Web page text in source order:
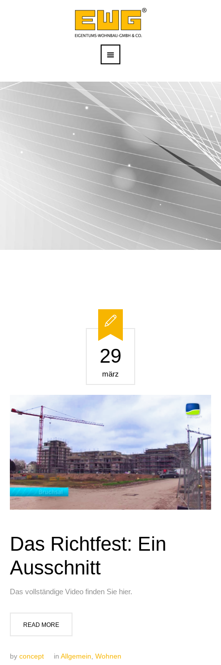
ARCHIVE FOR TAG:
RICHTFEST
29
märz
Das Richtfest: Ein
Ausschnitt
Das vollständige Video finden Sie hier.
READ MORE
by concept in Allgemein Wohnen